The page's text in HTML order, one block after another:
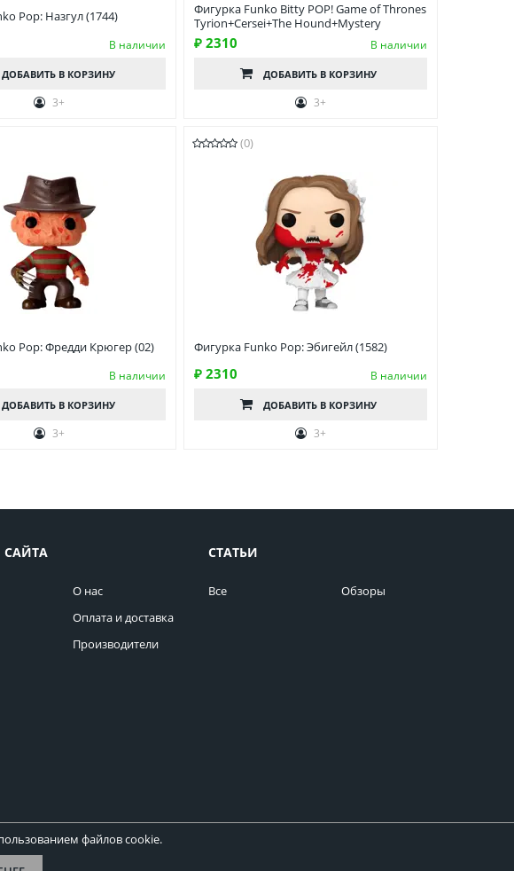
Pop: Назгул (1744)
В наличии
ДОБАВИТЬ В КОРЗИНУ
3+
Фигурка Funko Bitty POP! Game of Thrones
Tyrion+Cersei+The Hound+Mystery
₽ 2310 В наличии
ДОБАВИТЬ В КОРЗИНУ
3+
Pop: Фредди Крюгер (02)
В наличии
ДОБАВИТЬ В КОРЗИНУ
3+
(0)
Фигурка Funko Pop: Эбигейл (1582)
₽ 2310 В наличии
ДОБАВИТЬ В КОРЗИНУ
3+
САЙТА
О нас
Оплата и доставка
Производители
СТАТЬИ
Все Обзоры
файлов cookie.